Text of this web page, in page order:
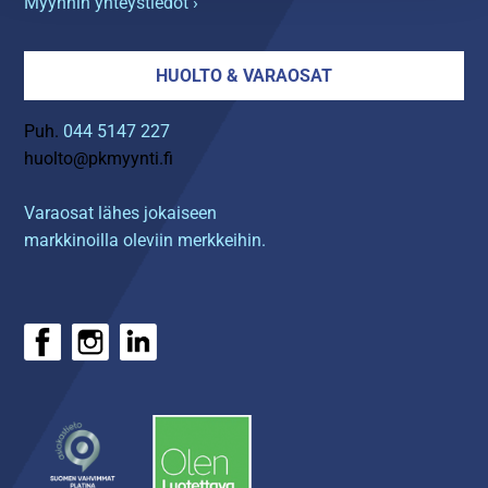
HUOLTO & VARAOSAT
Puh. 044 5147 227
huolto@pkmyynti.fi
Varaosat lähes jokaiseen
markkinoilla oleviin merkkeihin.